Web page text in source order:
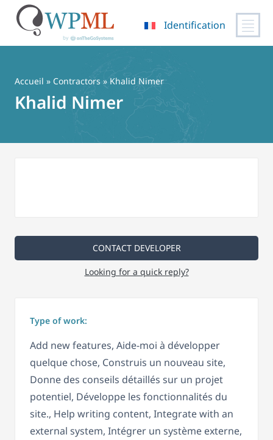
contenu
Identification
Accueil » Contractors » Khalid Nimer
Khalid Nimer
CONTACT DEVELOPER
Looking for a quick reply?
Type of work:
Add new features, Aide-moi à développer
quelque chose, Construis un nouveau site,
Donne des conseils détaillés sur un projet
potentiel, Développe les fonctionnalités du
site., Help writing content, Integrate with an
external system, Intégrer un système externe,